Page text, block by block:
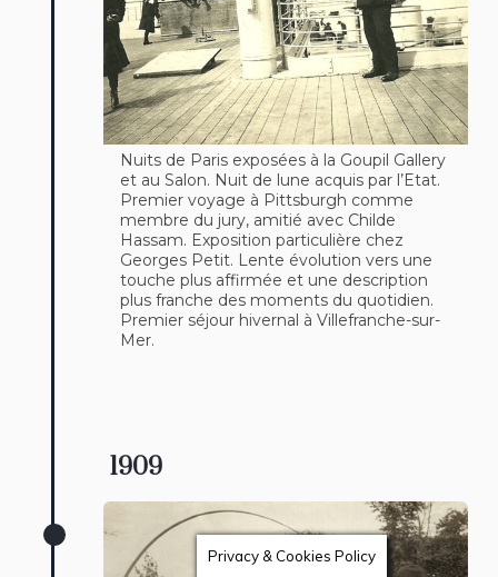
Nuits de Paris exposées à la Goupil Gallery
et au Salon. Nuit de lune acquis par l’Etat.
Premier voyage à Pittsburgh comme
membre du jury, amitié avec Childe
Hassam. Exposition particulière chez
Georges Petit. Lente évolution vers une
touche plus affirmée et une description
plus franche des moments du quotidien.
Premier séjour hivernal à Villefranche-sur-
Mer.
1909
Privacy & Cookies Policy